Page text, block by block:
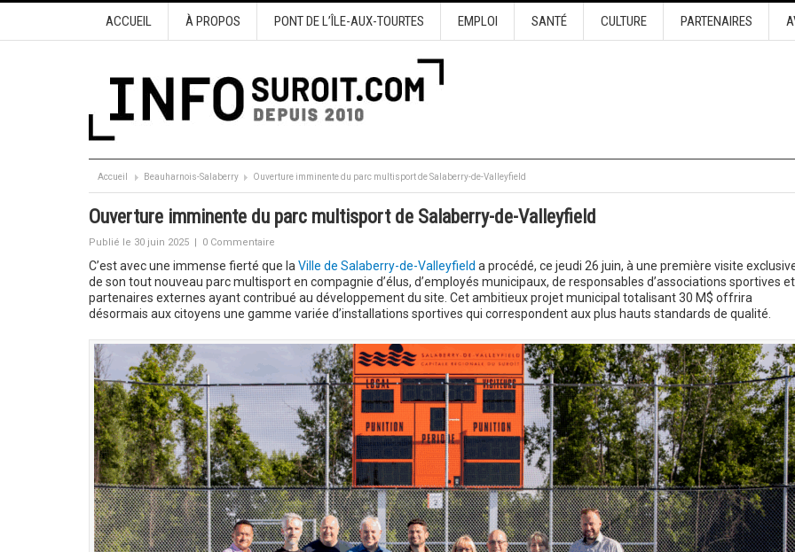
ACCUEIL À PROPOS PONT DE L’ÎLE-AUX-TOURTES EMPLOI SANTÉ CULTURE PARTENAIRES
Accueil Beauharnois-Salaberry Ouverture imminente du parc multisport de Salaberry-de-Valleyfield
Ouverture imminente du parc multisport de Salaberry-de-Valleyfield
Publié le 30 juin 2025 | 0 Commentaire
C’est avec une immense fierté que la Ville de Salaberry-de-Valleyfield a procédé, ce jeudi 26 juin, à une première visite
de son tout nouveau parc multisport en compagnie d’élus, d’employés municipaux, de responsables d’associations sportives
partenaires externes ayant contribué au développement du site. Cet ambitieux projet municipal totalisant 30 M$ offrira
désormais aux citoyens une gamme variée d’installations sportives qui correspondent aux plus hauts standards de qualité.